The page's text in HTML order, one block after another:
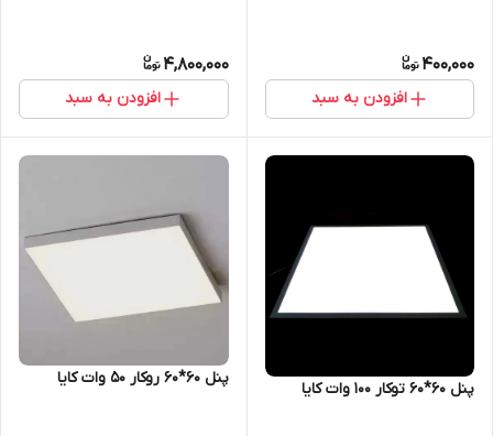
400,000
افزودن به سبد
4,800,000
افزودن به سبد
پنل 60*60 توکار 100 وات کایا
پنل 60*60 روکار 50 وات کایا